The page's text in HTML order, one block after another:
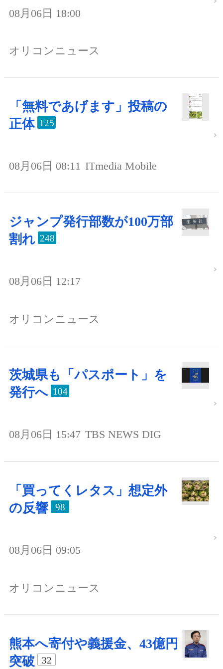
08月06日 18:00
オリコンニュース
「無料であげます」投稿の
正体 125
08月06日 08:11 ITmedia Mobile
ジャンプ発行部数が100万部
割れ 248
08月06日 12:17
オリコンニュース
茨城県も「パスポート」を
発行へ 104
08月06日 15:47 TBS NEWS DIG
「買ってくレタス」想定外
の反響
98
08月06日 09:05
オリコンニュース
熊本へ寄付や義援金、43億円
突破
32